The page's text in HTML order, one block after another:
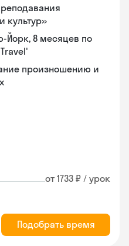
культур»
Йорк, 8 месяцев по
произношению и
от 1733 ₽ / урок
Подобрать время